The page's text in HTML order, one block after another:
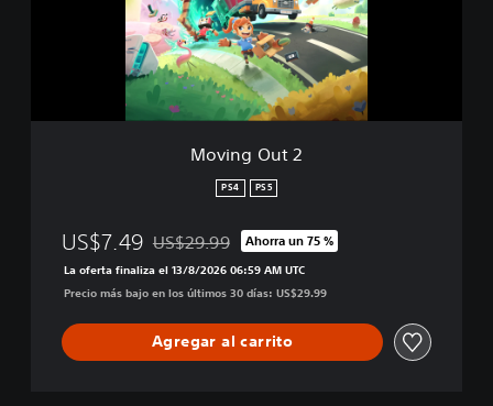
Moving Out 2
PS4 PS5
US$7.49 Rebajado del precio original de US$29.99
US$29.99 Ahorra un 75 %
La oferta finaliza el 13/8/2026 06:59 AM UTC
Precio más bajo en los últimos 30 días: US$29.99
Agregar al carrito